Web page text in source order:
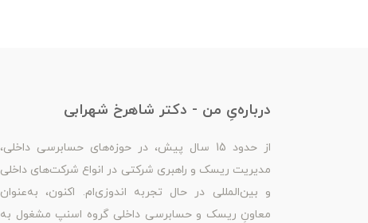
درباره‌یِ من - دکتر شاهرخ شهرابی
از حدود 15 سال پیش، در حوزه‌های حسابرسی داخلی،
مدیریت ریسک و راهبری شرکتی در انواع شرکت‌های داخلی
و بین‌المللی در حال تجربه اندوزی‌ام. اکنون، به‌عنوان
معاونِ ریسک و حسابرسی داخلی گروه اسنپ مشغول به